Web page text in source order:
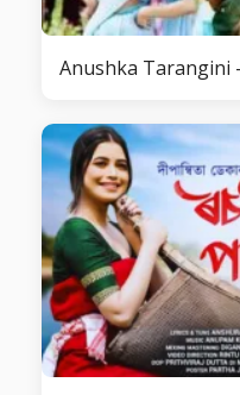
Anushka Tarangini